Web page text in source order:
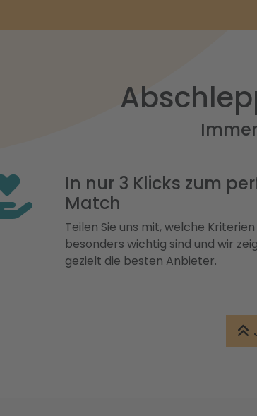
In nur 3 Klicks zum
Match
Teilen Sie uns mit, welche Kriterien
besonders wichtig sind und wir
gezielt die besten Anbieter.